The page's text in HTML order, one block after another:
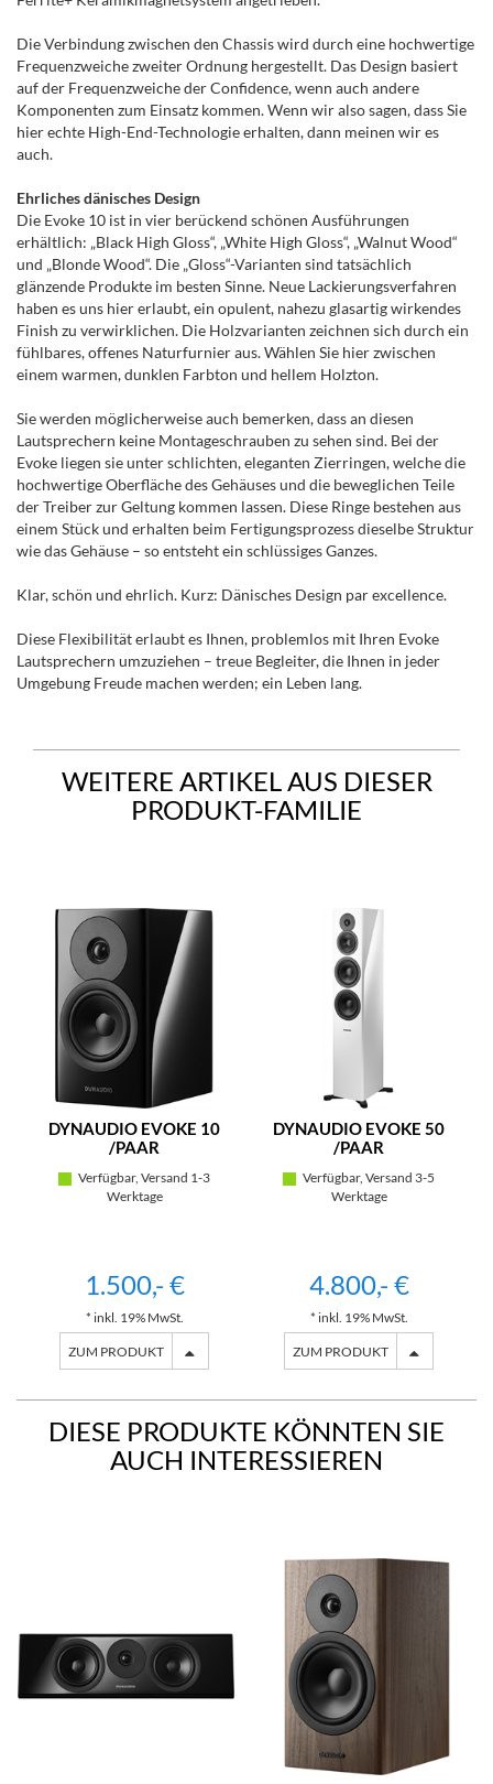
Die Verbindung zwischen den Chassis wird durch eine hochwertige
Frequenzweiche zweiter Ordnung hergestellt. Das Design basiert
auf der Frequenzweiche der Confidence, wenn auch andere
Komponenten zum Einsatz kommen. Wenn wir also sagen, dass Sie
hier echte High-End-Technologie erhalten, dann meinen wir es
auch.
Ehrliches dänisches Design
Die Evoke 10 ist in vier berückend schönen Ausführungen
erhältlich: „Black High Gloss“, „White High Gloss“, „Walnut Wood“
und „Blonde Wood“. Die „Gloss“-Varianten sind tatsächlich
glänzende Produkte im besten Sinne. Neue Lackierungsverfahren
haben es uns hier erlaubt, ein opulent, nahezu glasartig wirkendes
Finish zu verwirklichen. Die Holzvarianten zeichnen sich durch ein
fühlbares, offenes Naturfurnier aus. Wählen Sie hier zwischen
einem warmen, dunklen Farbton und hellem Holzton.
Sie werden möglicherweise auch bemerken, dass an diesen
Lautsprechern keine Montageschrauben zu sehen sind. Bei der
Evoke liegen sie unter schlichten, eleganten Zierringen, welche die
hochwertige Oberfläche des Gehäuses und die beweglichen Teile
der Treiber zur Geltung kommen lassen. Diese Ringe bestehen aus
einem Stück und erhalten beim Fertigungsprozess dieselbe Struktur
wie das Gehäuse – so entsteht ein schlüssiges Ganzes.
Klar, schön und ehrlich. Kurz: Dänisches Design par excellence.
Diese Flexibilität erlaubt es Ihnen, problemlos mit Ihren Evoke
Lautsprechern umzuziehen – treue Begleiter, die Ihnen in jeder
Umgebung Freude machen werden; ein Leben lang.
WEITERE ARTIKEL AUS DIESER
PRODUKT-FAMILIE
DYNAUDIO EVOKE 10
/PAAR
Verfügbar, Versand 1-3
Werktage
1.500,- €
* inkl. 19% MwSt.
ZUM PRODUKT
DYNAUDIO EVOKE 50
/PAAR
Verfügbar, Versand 3-5
Werktage
4.800,- €
* inkl. 19% MwSt.
ZUM PRODUKT
DIESE PRODUKTE KÖNNTEN SIE
AUCH INTERESSIEREN